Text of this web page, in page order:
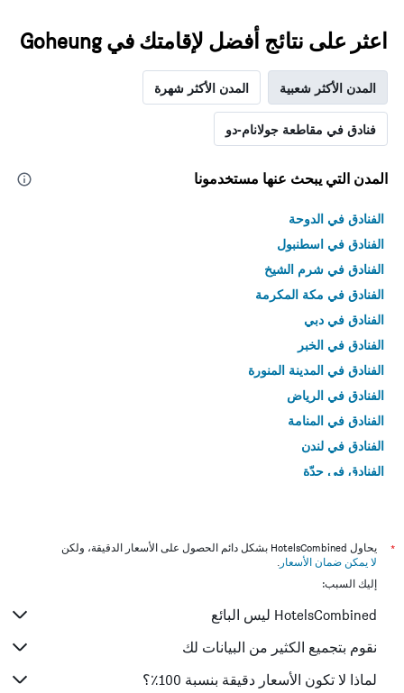
اعثر على نتائج أفضل لإقامتك في Goheung
المدن الأكثر شعبية المدن الأكثر شهرة
فنادق في مقاطعة جولانام-دو
المدن التي يبحث عنها مستخدمونا
الفنادق في الدوحة
الفنادق في اسطنبول
الفنادق في شرم الشيخ
الفنادق في مكة المكرمة
الفنادق في دبي
الفنادق في الخبر
الفنادق في المدينة المنورة
الفنادق في الرياض
الفنادق في المنامة
الفنادق في لندن
الفنادق في جدّة
*
يحاول HotelsCombined بشكل دائم الحصول على الأسعار الدقيقة، ولكن
لا يمكن ضمان الأسعار .
إليك السبب:
HotelsCombined ليس البائع
نقوم بتجميع الكثير من البيانات لك
لماذا لا تكون الأسعار دقيقة بنسبة 100٪؟